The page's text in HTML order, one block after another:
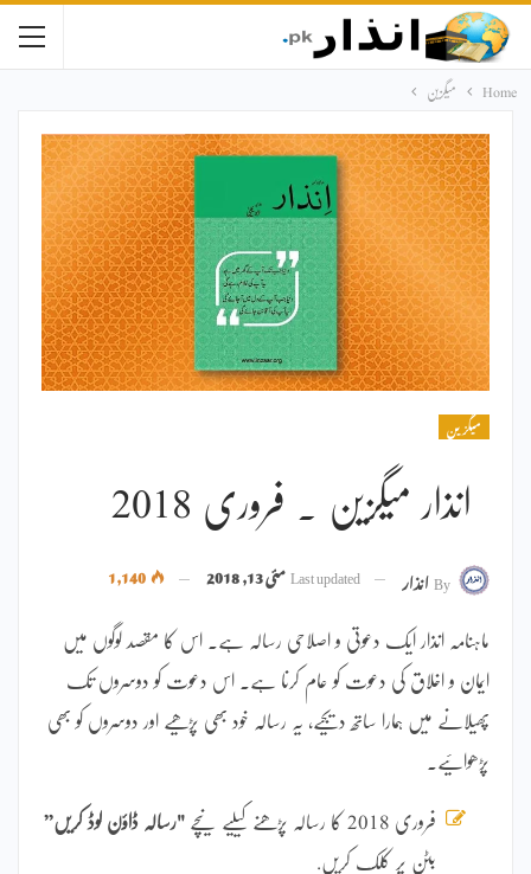
Home میگزین
میگزین
انذار میگزین ۔ فروری 2018
Byانذار Last updatedمئی 13, 2018
ماہنامہ انذار ایک دعوتی و اصلاحی رسالہ ہے۔ اس کا مقصد لوگوں میں
ایمان و اخلاق کی دعوت کو عام کرنا ہے۔ اس دعوت کو دوسروں تک
پھیلانے میں ہمارا ساتھ دیجیے، یہ رسالہ خود بھی پڑھیے اور دوسروں کو بھی
پڑھوائیے۔
فروری 2018 کا رسالہ پڑھنے کیلیے نیچے "رسالہ ڈاؤن لوڈ کریں”
بٹن پر کلک کریں.